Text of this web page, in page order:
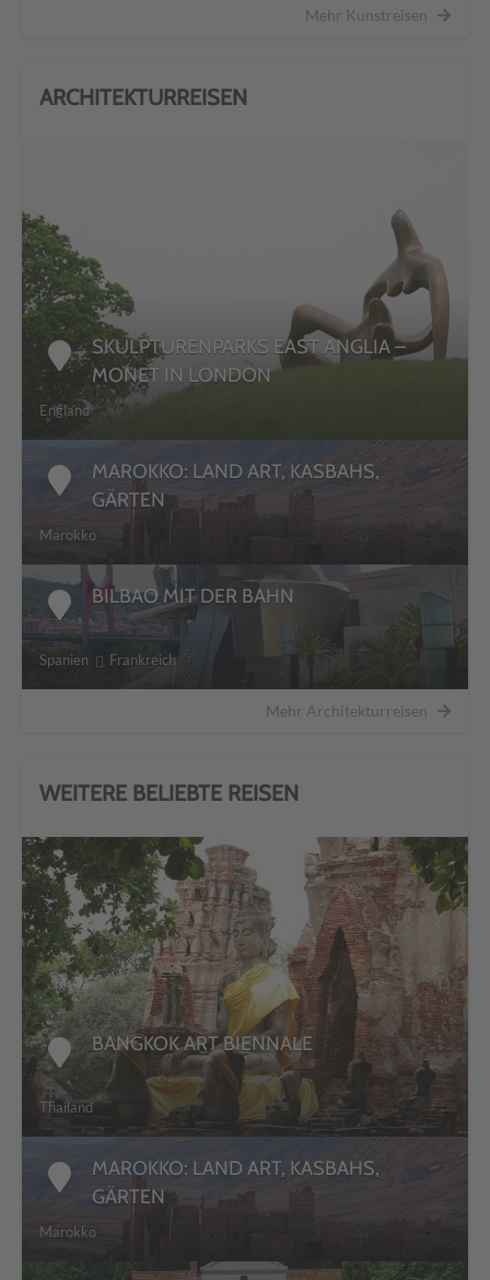
Mehr Kunstreisen
ARCHITEKTURREISEN
SKULPTURENPARKS EAST ANGLIA –
MONET IN LONDON
England
MAROKKO: LAND ART, KASBAHS,
GÄRTEN
Marokko
BILBAO MIT DER BAHN
Spanien Frankreich
Mehr Architekturreisen
WEITERE BELIEBTE REISEN
DETAILS
BANGKOK ART BIENNALE
Thailand
MAROKKO: LAND ART, KASBAHS,
GÄRTEN
Marokko